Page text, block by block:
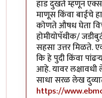
हाड दुखते म्हणून
माणूस किंवा बाईचे
कोणते औषध घेता
होमीयोपॅथीक/
सहसा उत्तर मिळते.
कि हे पुदी किंवा
आहे. यावर
साधा सरळ लेख
https://